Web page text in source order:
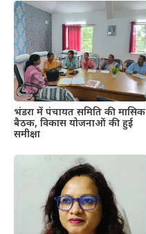
भंडरा में पंचायत समिति की मासिक
बैठक, विकास योजनाओं की हुई
समीक्षा